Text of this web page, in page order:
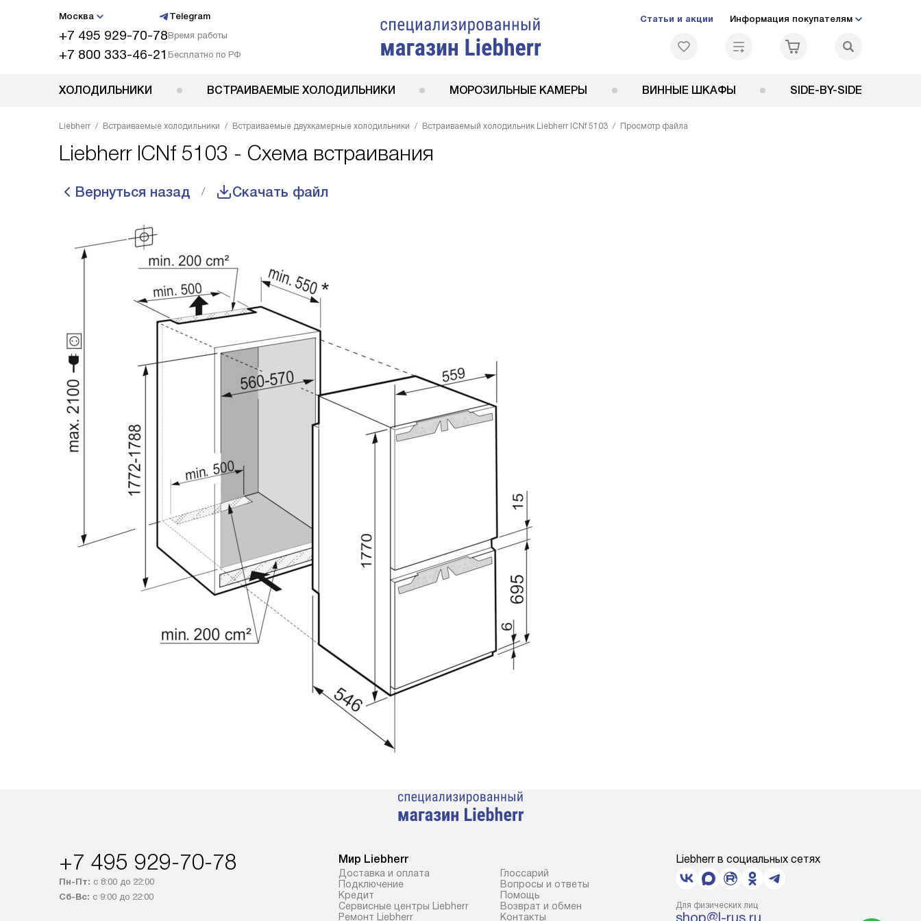
Москва Telegram
+7 495 929-70-78Время работы
+7 800 333-46-21 Бесплатно по РФ
Статьи и акции Информация покупателям
ХОЛОДИЛЬНИКИ ВСТРАИВАЕМЫЕ ХОЛОДИЛЬНИКИ МОРОЗИЛЬНЫЕ КАМЕРЫ ВИННЫЕ ШКАФЫ SIDE-BY-SIDE
Liebherr Встраиваемые холодильники Встраиваемые двухкамерные холодильники Встраиваемый холодильник Liebherr ICNf 5103 Просмотр файла
Liebherr ICNf 5103 - Схема встраивания
Вернуться назад Скачать файл
+7 495 929-70-78
Пн-Пт: с 8:00 до 22:00
Сб-Вс: с 9:00 до 22:00
Мир Liebherr
Доставка и оплата
Подключение
Кредит
Сервисные центры Liebherr
Ремонт Liebherr
Глоссарий
Вопросы и ответы
Помощь
Возврат и обмен
Контакты
Liebherr в социальных сетях
Для физических лиц
shop@l-rus.ru